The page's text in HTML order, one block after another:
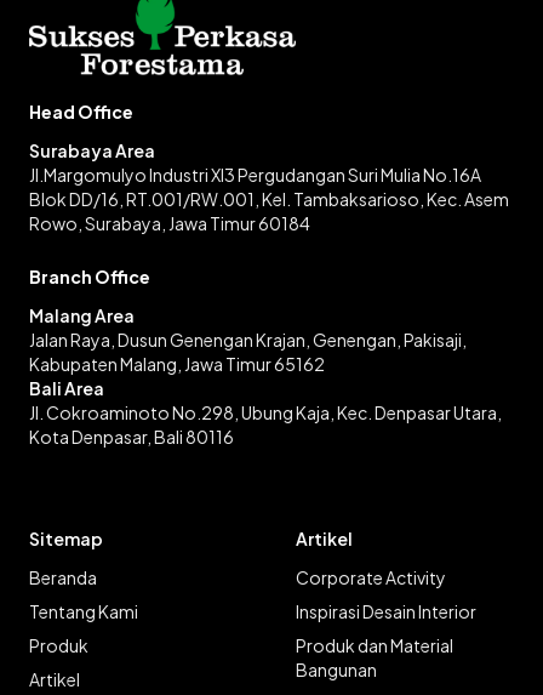
Head Office
Surabaya Area
Jl.Margomulyo Industri XI3 Pergudangan Suri Mulia No.16A
Blok DD/16, RT.001/RW.001, Kel. Tambaksarioso, Kec. Asem
Rowo, Surabaya, Jawa Timur 60184
Branch Office
Malang Area
Jalan Raya, Dusun Genengan Krajan, Genengan, Pakisaji,
Kabupaten Malang, Jawa Timur 65162
Bali Area
Jl. Cokroaminoto No.298, Ubung Kaja, Kec. Denpasar Utara,
Kota Denpasar, Bali 80116
Sitemap
Beranda
Tentang Kami
Produk
Artikel
Artikel
Corporate Activity
Inspirasi Desain Interior
Produk dan Material
Bangunan